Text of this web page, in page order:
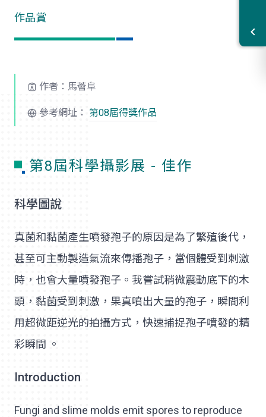
作品賞
作者：馬薈阜
參考網址： 第08屆得獎作品
第8屆科學攝影展 - 佳作
科學圖說
真菌和黏菌產生噴發孢子的原因是為了繁殖後代，
甚至可主動製造氣流來傳播孢子，當個體受到刺激
時，也會大量噴發孢子。我嘗試稍微震動底下的木
頭，黏菌受到刺激，果真噴出大量的孢子，瞬間利
用超微距逆光的拍攝方式，快速捕捉孢子噴發的精
彩瞬間 。
Introduction
Fungi and slime molds emit spores to reproduce